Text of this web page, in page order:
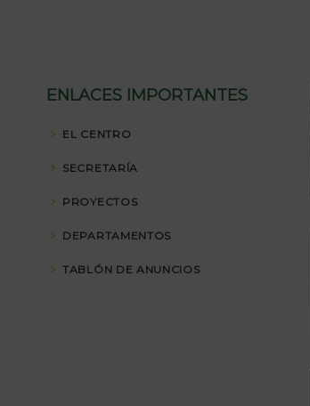
ENLACES IMPORTANTES
EL CENTRO
SECRETARÍA
PROYECTOS
DEPARTAMENTOS
TABLÓN DE ANUNCIOS